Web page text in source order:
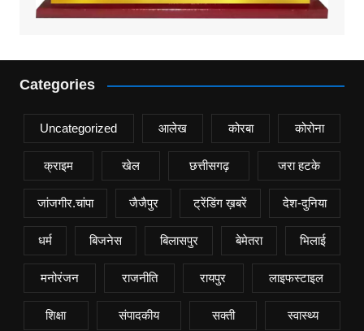
Categories
Uncategorized आलेख कोरबा कोरोना
क्राइम खेल छत्तीसगढ़ जरा हटके
जांजगीर.चांपा जैजैपुर ट्रेंडिंग ख़बरें देश-दुनिया
धर्म बिजनेस बिलासपुर बेमेतरा भिलाई
मनोरंजन राजनीति रायपुर लाइफस्टाइल
शिक्षा संपादकीय सक्ती स्वास्थ्य